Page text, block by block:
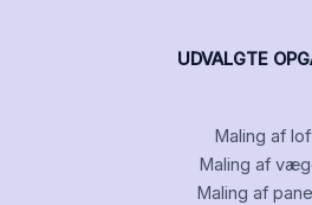
UDVALGTE
Maling af
Maling af
Maling af